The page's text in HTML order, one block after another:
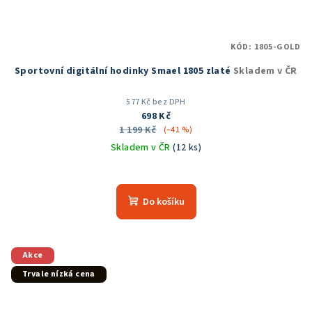
Sportovní digitální hodinky Smael 1805 zlaté Skladem v ČR
577 Kč bez DPH
698 Kč
1 199 Kč
(–41 %)
Skladem v ČR(12 ks)
hodnocení
produktu
Do košíku
KÓD: 1805-GOLD
Akce
Trvale nízká cena